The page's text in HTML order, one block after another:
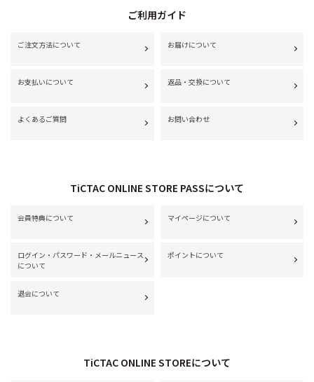
ご利用ガイド
ご注文方法について お届けについて
お支払いについて 返品・交換について
よくあるご質問 お問い合わせ
TiCTAC ONLINE STORE PASSについて
会員特典について マイページについて
ログイン・パスワード・メールニュース
について
ポイントについて
退会について
TiCTAC ONLINE STOREについて